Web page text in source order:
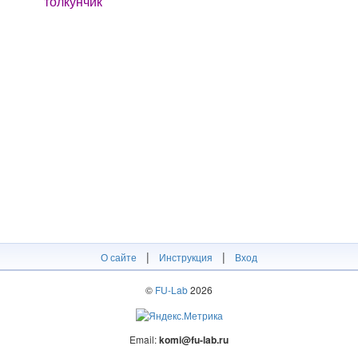
О сайте | Инструкция | Вход
© FU-Lab2026
Email:komi@fu-lab.ru